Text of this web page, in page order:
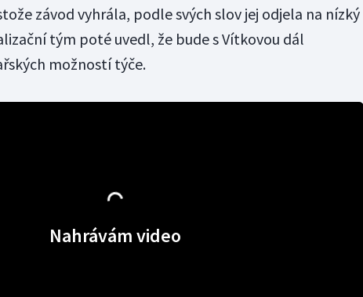
závod vyhrála, podle svých slov jej odjela na nízký
tým poté uvedl, že bude s Vítkovou dál
možností týče.
Nahrávám video